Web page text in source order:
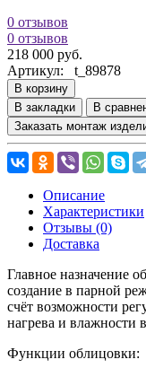
0 отзывов
0 отзывов
218 000 руб.
Артикул: t_89878
В корзину
В закладки
В
Заказать монтаж
Описание
Характеристики
Отзывы (0)
Доставка
Главное назначение
создание в парной
счёт возможности
нагрева и
Функции облицовки: